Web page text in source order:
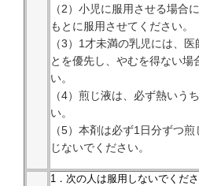
（2）小児に服用させる場合
もとに服用させてください。
（3）1才未満の乳児には、
とを優先し、やむを得ない場
い。
（4）煎じ液は、必ず熱いう
い。
（5）本剤は必ず1日分ずつ
じないでください。
1．次の人は服用しないでくだ